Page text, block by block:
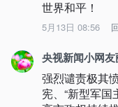
世界和平！
5月13日 08:56
央视新闻小网
强烈谴责极其
宪、“新型军